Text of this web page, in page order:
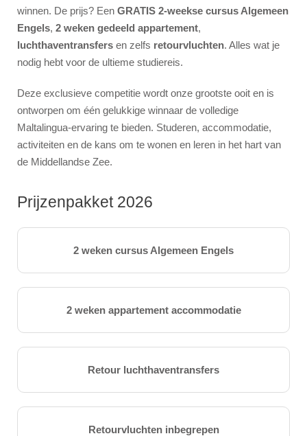
winnen. De prijs? Een GRATIS 2-weekse cursus Algemeen
Engels, 2 weken gedeeld appartement,
luchthaventransfers en zelfs retourvluchten. Alles wat je
nodig hebt voor de ultieme studiereis.
Deze exclusieve competitie wordt onze grootste ooit en is
ontworpen om één gelukkige winnaar de volledige
Maltalingua-ervaring te bieden. Studeren, accommodatie,
activiteiten en de kans om te wonen en leren in het hart van
de Middellandse Zee.
Prijzenpakket 2026
2 weken cursus Algemeen Engels
2 weken appartement accommodatie
Retour luchthaventransfers
Retourvluchten inbegrepen